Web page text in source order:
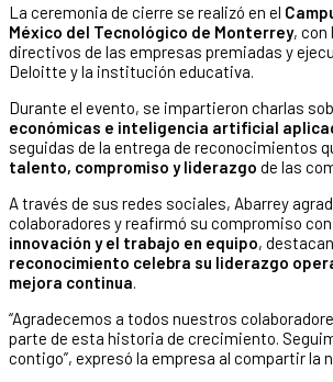
La ceremonia de cierre se realizó en el
México del Tecnológico de Monterrey, con
directivos de las empresas premiadas y
Deloitte y la institución educativa.
Durante el evento, se impartieron charlas
económicas e inteligencia artificial
seguidas de la entrega de reconocimientos
talento, compromiso y liderazgo de las
A través de sus redes sociales, Abarrey
colaboradores y reafirmó su compromiso con
innovación y el trabajo en equipo,
reconocimiento celebra su liderazgo
mejora continua.
“Agradecemos a todos nuestros
parte de esta historia de crecimiento.
contigo”, expresó la empresa al compartir la